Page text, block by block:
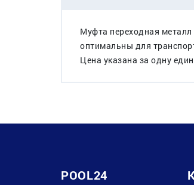
Муфта переходная
оптимальны для
Цена указана за одну
POOL24